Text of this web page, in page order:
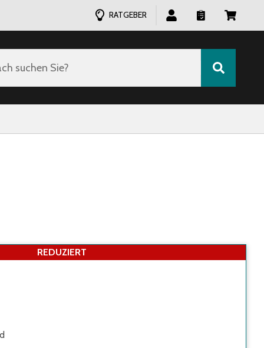
RATGEBER
suchen Sie?
REDUZIERT